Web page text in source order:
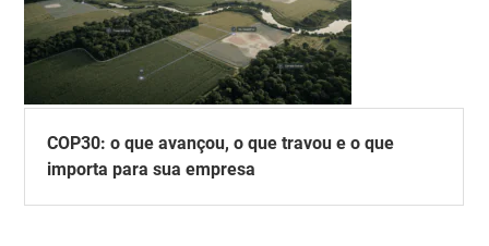
COP30: o que avançou, o que travou e o que
importa para sua empresa